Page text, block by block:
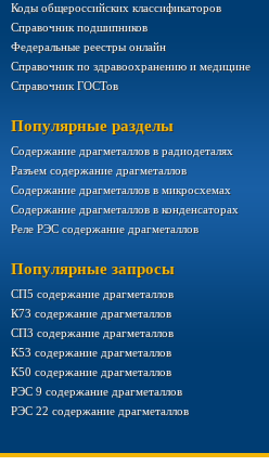
Коды общероссийских классификаторов
Справочник подшипников
Федеральные реестры онлайн
Справочник по здравоохранению и медицине
Справочник ГОСТов
Популярные разделы
Содержание драгметаллов в радиодеталях
Разъем содержание драгметаллов
Содержание драгметаллов в микросхемах
Содержание драгметаллов в конденсаторах
Реле РЭС содержание драгметаллов
Популярные запросы
СП5 содержание драгметаллов
К73 содержание драгметаллов
СП3 содержание драгметаллов
К53 содержание драгметаллов
К50 содержание драгметаллов
РЭС 9 содержание драгметаллов
РЭС 22 содержание драгметаллов